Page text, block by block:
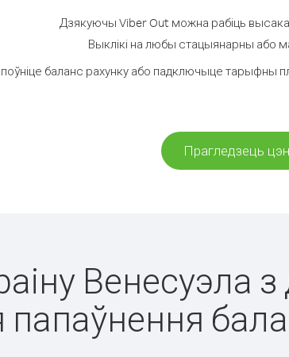
Дзякуючы Viber Out можна рабіць
Выклікі на любы стацыянарны або
баланс рахунку або падключыце тарыфны
Прагледзець
папаўнення